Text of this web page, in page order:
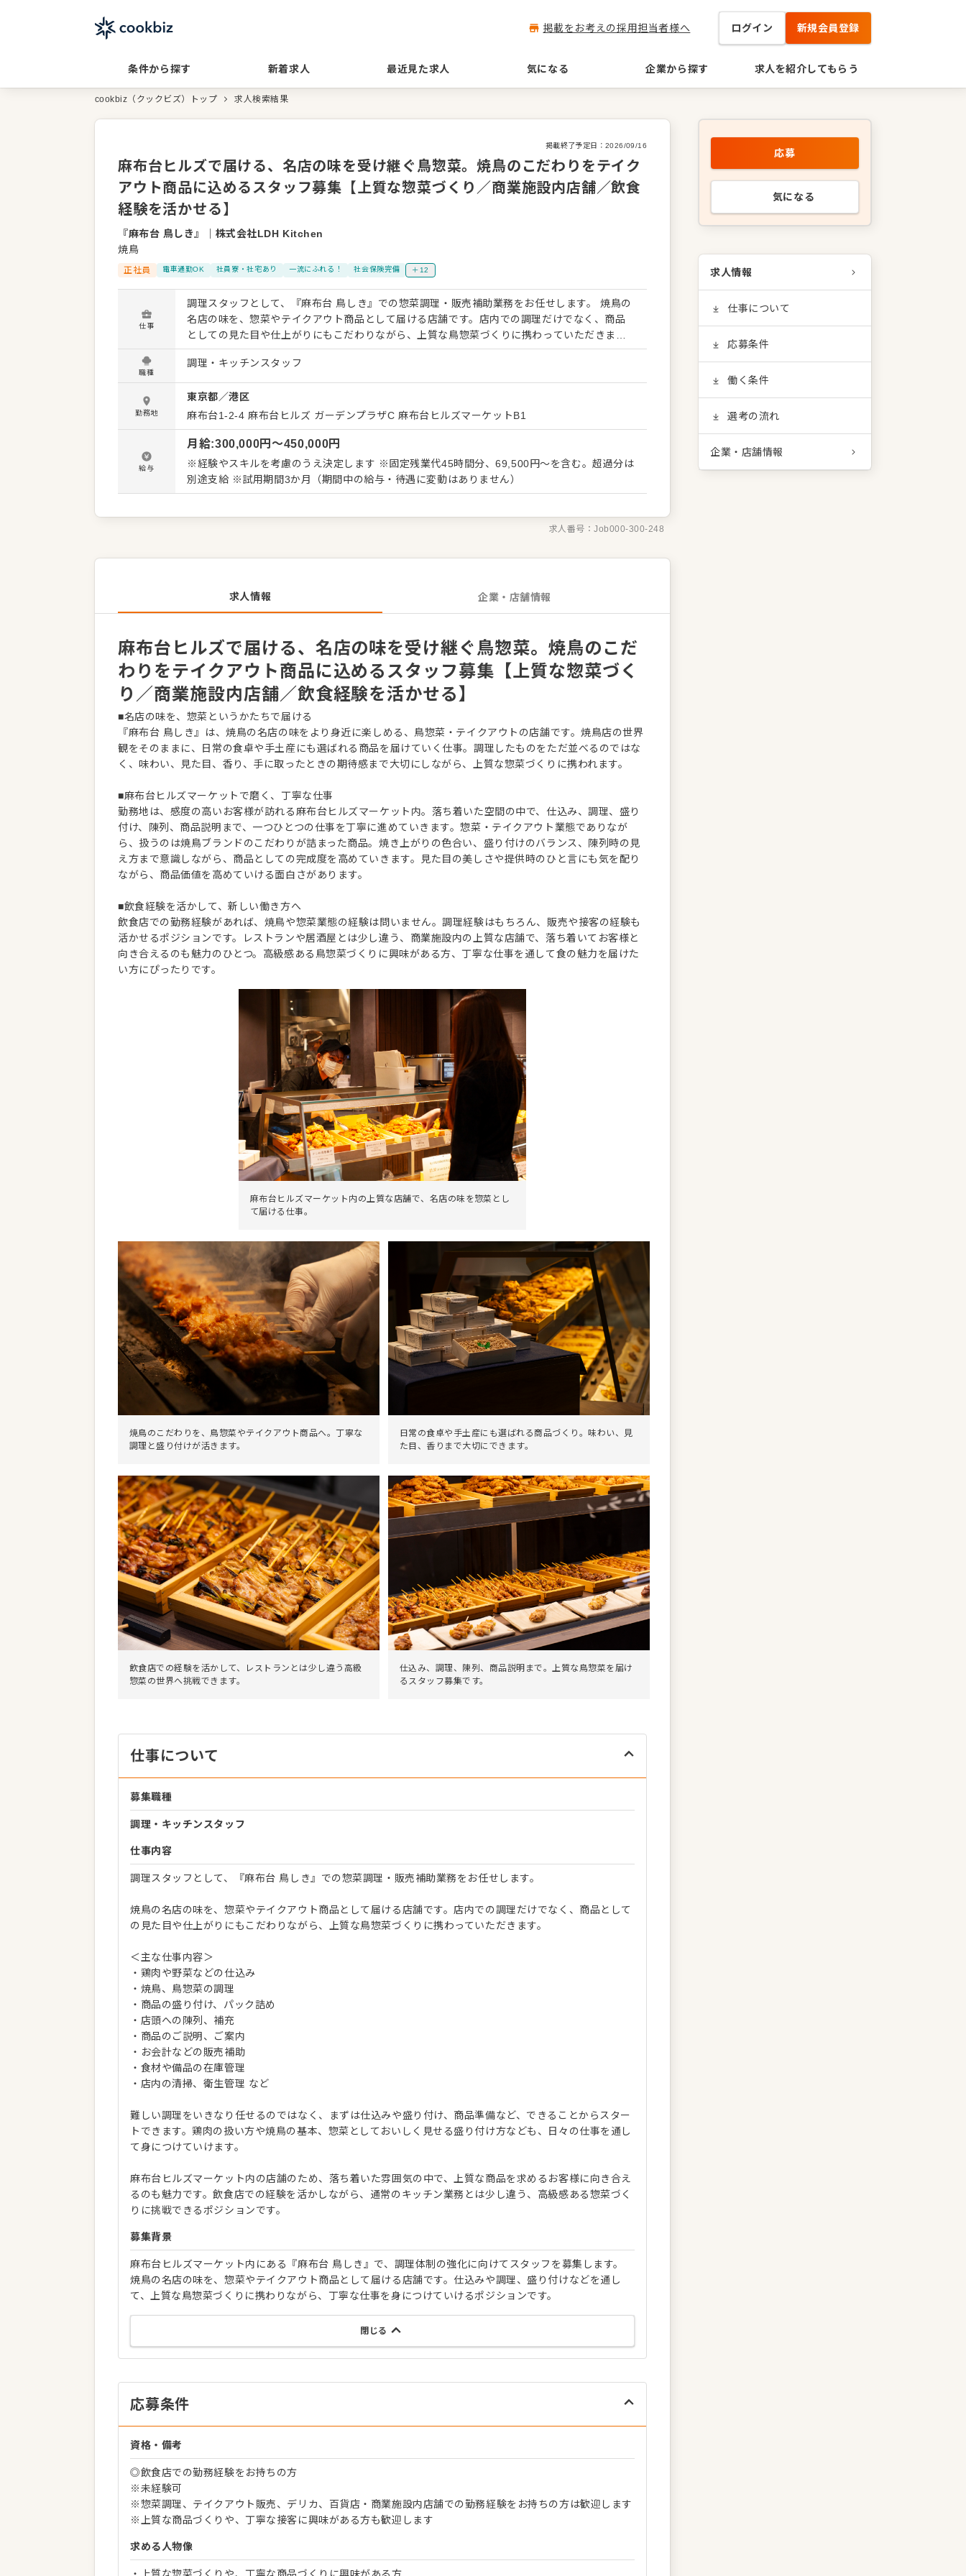
掲載をお考えの採用担当者様へ ログイン 新規会員登録
条件から探す 新着求人 最近見た求人 気になる 企業から探す 求人を紹介してもらう
cookbiz（クックビズ）トップ 求人検索結果
掲載終了予定日： 2026/09/16
麻布台ヒルズで届ける、名店の味を受け継ぐ鳥惣菜。焼鳥のこだわりをテイク
アウト商品に込めるスタッフ募集【上質な惣菜づくり／商業施設内店舗／飲食
経験を活かせる】
『麻布台 鳥しき』
株式会社LDH Kitchen
焼鳥
正社員 電車通勤OK 社員寮・社宅あり 一流にふれる！ 社会保険完備 ＋12
仕事
調理スタッフとして、『麻布台 鳥しき』での惣菜調理・販売補助業務をお任せします。 焼鳥の
名店の味を、惣菜やテイクアウト商品として届ける店舗です。店内での調理だけでなく、商品
としての見た目や仕上がりにもこだわりながら、上質な鳥惣菜づくりに携わっていただきま
す。 ＜主な仕事内容＞ ・鶏肉や野菜などの仕込み ・焼鳥、鳥惣菜の調理 ・商品の盛り付け、
パック詰め ・店頭への陳列、補充 ・商品のご説明、ご案内 ・お会計などの販売補助 ・食材や
備品の在庫管理 ・店内の清掃、衛生管理 など 難しい調理をいきなり任せるのではなく、まず
は仕込みや盛り付け、商品準備など、できることからスタートできます。鶏肉の扱い方や焼鳥の
基本、惣菜としておいしく見せる盛り付け方なども、日々の仕事を通して身につけていけま
す。 麻布台ヒルズマーケット内の店舗のため、落ち着いた雰囲気の中で、上質な商品を求める
お客様に向き合えるのも魅力です。飲食店での経験を活かしながら、通常のキッチン業務とは
少し違う、高級感ある惣菜づくりに挑戦できるポジションです。
職種
調理・キッチンスタッフ
勤務地
東京都／港区
麻布台1-2-4 麻布台ヒルズ ガーデンプラザC 麻布台ヒルズマーケットB1
給与
月給:300,000円〜450,000円
※経験やスキルを考慮のうえ決定します ※固定残業代45時間分、69,500円～を含む。超過分は
別途支給 ※試用期間3か月（期間中の給与・待遇に変動はありません）
求人番号：Job000-300-248
求人情報 企業・店舗情報
麻布台ヒルズで届ける、名店の味を受け継ぐ鳥惣菜。焼鳥のこだ
わりをテイクアウト商品に込めるスタッフ募集【上質な惣菜づく
り／商業施設内店舗／飲食経験を活かせる】
■名店の味を、惣菜というかたちで届ける
『麻布台 鳥しき』は、焼鳥の名店の味をより身近に楽しめる、鳥惣菜・テイクアウトの店舗です。焼鳥店の世界
観をそのままに、日常の食卓や手土産にも選ばれる商品を届けていく仕事。調理したものをただ並べるのではな
く、味わい、見た目、香り、手に取ったときの期待感まで大切にしながら、上質な惣菜づくりに携われます。
■麻布台ヒルズマーケットで磨く、丁寧な仕事
勤務地は、感度の高いお客様が訪れる麻布台ヒルズマーケット内。落ち着いた空間の中で、仕込み、調理、盛り
付け、陳列、商品説明まで、一つひとつの仕事を丁寧に進めていきます。惣菜・テイクアウト業態でありなが
ら、扱うのは焼鳥ブランドのこだわりが詰まった商品。焼き上がりの色合い、盛り付けのバランス、陳列時の見
え方まで意識しながら、商品としての完成度を高めていきます。見た目の美しさや提供時のひと言にも気を配り
ながら、商品価値を高めていける面白さがあります。
■飲食経験を活かして、新しい働き方へ
飲食店での勤務経験があれば、焼鳥や惣菜業態の経験は問いません。調理経験はもちろん、販売や接客の経験も
活かせるポジションです。レストランや居酒屋とは少し違う、商業施設内の上質な店舗で、落ち着いてお客様と
向き合えるのも魅力のひとつ。高級感ある鳥惣菜づくりに興味がある方、丁寧な仕事を通して食の魅力を届けた
い方にぴったりです。
麻布台ヒルズマーケット内の上質な店舗で、名店の味を惣菜とし
て届ける仕事。
焼鳥のこだわりを、鳥惣菜やテイクアウト商品へ。丁寧な
調理と盛り付けが活きます。
日常の食卓や手土産にも選ばれる商品づくり。味わい、見
た目、香りまで大切にできます。
飲食店での経験を活かして、レストランとは少し違う高級
惣菜の世界へ挑戦できます。
仕込み、調理、陳列、商品説明まで。上質な鳥惣菜を届け
るスタッフ募集です。
仕事について
募集職種
調理・キッチンスタッフ
仕事内容
調理スタッフとして、『麻布台 鳥しき』での惣菜調理・販売補助業務をお任せします。
焼鳥の名店の味を、惣菜やテイクアウト商品として届ける店舗です。店内での調理だけでなく、商品として
の見た目や仕上がりにもこだわりながら、上質な鳥惣菜づくりに携わっていただきます。
＜主な仕事内容＞
・鶏肉や野菜などの仕込み
・焼鳥、鳥惣菜の調理
・商品の盛り付け、パック詰め
・店頭への陳列、補充
・商品のご説明、ご案内
・お会計などの販売補助
・食材や備品の在庫管理
・店内の清掃、衛生管理 など
難しい調理をいきなり任せるのではなく、まずは仕込みや盛り付け、商品準備など、できることからスター
トできます。鶏肉の扱い方や焼鳥の基本、惣菜としておいしく見せる盛り付け方なども、日々の仕事を通し
て身につけていけます。
麻布台ヒルズマーケット内の店舗のため、落ち着いた雰囲気の中で、上質な商品を求めるお客様に向き合え
るのも魅力です。飲食店での経験を活かしながら、通常のキッチン業務とは少し違う、高級感ある惣菜づく
りに挑戦できるポジションです。
募集背景
麻布台ヒルズマーケット内にある『麻布台 鳥しき』で、調理体制の強化に向けてスタッフを募集します。
焼鳥の名店の味を、惣菜やテイクアウト商品として届ける店舗です。仕込みや調理、盛り付けなどを通し
て、上質な鳥惣菜づくりに携わりながら、丁寧な仕事を身につけていけるポジションです。
閉じる
応募条件
資格・備考
◎飲食店での勤務経験をお持ちの方
※未経験可
※惣菜調理、テイクアウト販売、デリカ、百貨店・商業施設内店舗での勤務経験をお持ちの方は歓迎します
※上質な商品づくりや、丁寧な接客に興味がある方も歓迎します
求める人物像
・上質な惣菜づくりや、丁寧な商品づくりに興味がある方
応募
気になる
求人情報
仕事について
応募条件
働く条件
選考の流れ
企業・店舗情報